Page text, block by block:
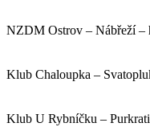
NZDM Ostrov – Nábřeží –
Klub Chaloupka –
Klub U Rybníčku –